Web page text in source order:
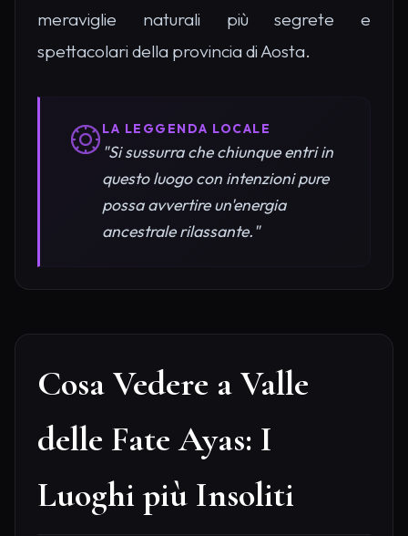
meraviglie naturali più segrete e
spettacolari della provincia di Aosta.
LA LEGGENDA LOCALE
"Si sussurra che chiunque entri in
questo luogo con intenzioni pure
possa avvertire un'energia
ancestrale rilassante."
Cosa Vedere a Valle
delle Fate Ayas: I
Luoghi più Insoliti